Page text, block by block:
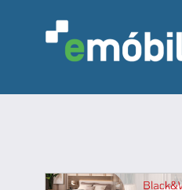
INDÚSTRIA MARCENARIA